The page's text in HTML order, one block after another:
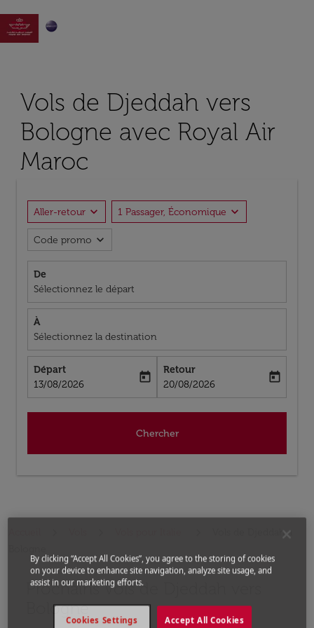

Vols de Djeddah vers
Bologne avec Royal Air
Maroc
Aller-retour expand_more 1 Passager, Économique expand_more
Code promo expand_more
De
Sélectionnez le départ
À
Sélectionnez la destination
Départ
fc-booking-departure-date-aria-label
13/08/2026
today
Retour
fc-booking-return-date-aria-label
20/08/2026
today
Chercher
Vols de Djeddah a
Prochains Vols de Djeddah vers
Bologne
Aucun tarif trouvé pour les options populaires
By clicking “Accept All Cookies”, you agree to the storing of cookies
on your device to enhance site navigation, analyze site usage, and
assist in our marketing efforts.
Accept All Cookies
Cookies Settings